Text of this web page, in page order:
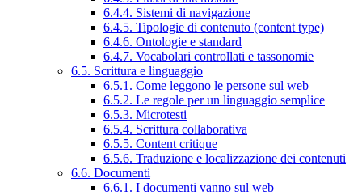
6.4.4. Sistemi di navigazione
6.4.5. Tipologie di contenuto (content type)
6.4.6. Ontologie e standard
6.4.7. Vocabolari controllati e tassonomie
6.5. Scrittura e linguaggio
6.5.1. Come leggono le persone sul web
6.5.2. Le regole per un linguaggio semplice
6.5.3. Microtesti
6.5.4. Scrittura collaborativa
6.5.5. Content critique
6.5.6. Traduzione e localizzazione dei contenuti
6.6. Documenti
6.6.1. I documenti vanno sul web